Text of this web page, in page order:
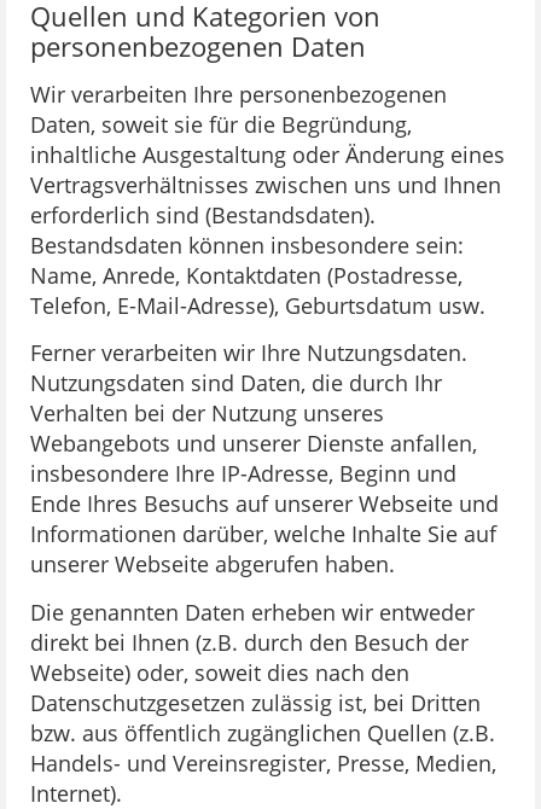
Quellen und Kategorien von
personenbezogenen Daten
Wir verarbeiten Ihre personenbezogenen
Daten, soweit sie für die Begründung,
inhaltliche Ausgestaltung oder Änderung eines
Vertragsverhältnisses zwischen uns und Ihnen
erforderlich sind (Bestandsdaten).
Bestandsdaten können insbesondere sein:
Name, Anrede, Kontaktdaten (Postadresse,
Telefon, E-Mail-Adresse), Geburtsdatum usw.
Ferner verarbeiten wir Ihre Nutzungsdaten.
Nutzungsdaten sind Daten, die durch Ihr
Verhalten bei der Nutzung unseres
Webangebots und unserer Dienste anfallen,
insbesondere Ihre IP-Adresse, Beginn und
Ende Ihres Besuchs auf unserer Webseite und
Informationen darüber, welche Inhalte Sie auf
unserer Webseite abgerufen haben.
Die genannten Daten erheben wir entweder
direkt bei Ihnen (z.B. durch den Besuch der
Webseite) oder, soweit dies nach den
Datenschutzgesetzen zulässig ist, bei Dritten
bzw. aus öffentlich zugänglichen Quellen (z.B.
Handels- und Vereinsregister, Presse, Medien,
Internet).